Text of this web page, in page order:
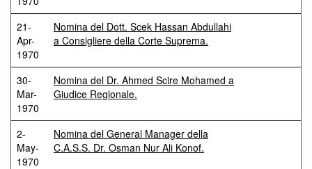
21-
Apr-
1970
Nomina del Dott. Scek Hassan Abdullahi
a Consigliere della Corte Suprema.
30-
Mar-
1970
Nomina del Dr. Ahmed Scire Mohamed a
Giudice Regionale.
2-
May-
1970
Nomina del General Manager della
C.A.S.S. Dr. Osman Nur Ali Konof.